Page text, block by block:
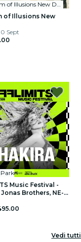
Museum of Illusions New Delhi
of Illusions New
Sept
Music Festival -
Jonas Brothers, NE-
Vedi tutti